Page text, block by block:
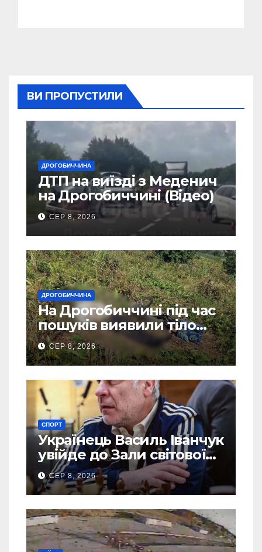
ВИ ПРОПУСТИЛИ
ДРОГОБИЧЧИНА
ДТП на виїзді з Меденич
на Дрогобиччині (Відео)
СЕР 8, 2026
ДРОГОБИЧЧИНА
На Дрогобиччині під час
пошуків виявили тіло
зниклого чоловіка
СЕР 8, 2026
СПОРТ
Українець Василь Іванчук
увійде до Зали світової
шахової слави
СЕР 8, 2026